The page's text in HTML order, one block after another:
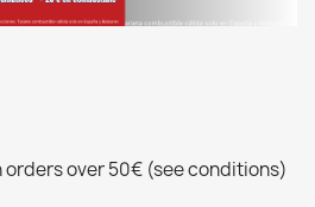
orders over 50€ (see conditions)